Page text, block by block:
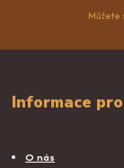
Můžete
Informace
O nás